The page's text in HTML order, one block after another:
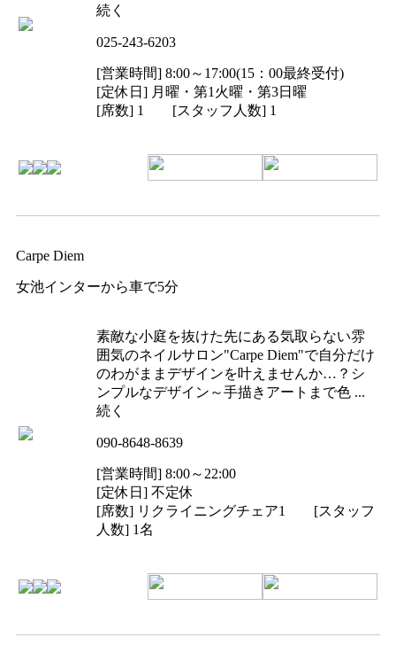
続く
025-243-6203
[営業時間] 8:00～17:00(15：00最終受付)
[定休日] 月曜・第1火曜・第3日曜
[席数] 1 [スタッフ人数] 1
Carpe Diem
女池インターから車で5分
素敵な小庭を抜けた先にある気取らない雰
囲気のネイルサロン"Carpe Diem"で自分だけ
のわがままデザインを叶えませんか…？シ
ンプルなデザイン～手描きアートまで色 ...
続く
090-8648-8639
[営業時間] 8:00～22:00
[定休日] 不定休
[席数] リクライニングチェア1 [スタッフ
人数] 1名